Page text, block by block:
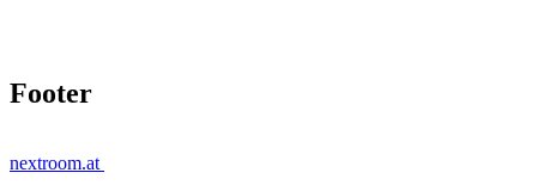
Footer
nextroom.at